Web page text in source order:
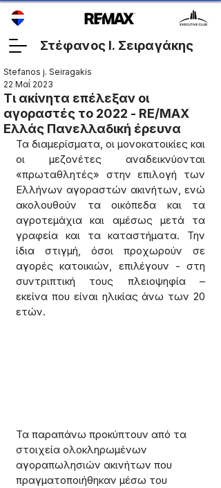
Στέφανος Ι. Σειραγάκης
Τι ακίνητα επέλεξαν οι
αγοραστές το 2022 - RE/MAX
Ελλάς Πανελλαδική έρευνα
Stefanos j. Seiragakis
22 Μαΐ 2023
Τα διαμερίσματα, οι μονοκατοικίες και
οι μεζονέτες αναδεικνύονται
«πρωταθλητές» στην επιλογή των
Ελλήνων αγοραστών ακινήτων, ενώ
ακολουθούν τα οικόπεδα και τα
αγροτεμάχια και αμέσως μετά τα
γραφεία και τα καταστήματα. Την
ίδια στιγμή, όσοι προχωρούν σε
αγορές κατοικιών, επιλέγουν - στη
συντριπτική τους πλειοψηφία –
εκείνα που είναι ηλικίας άνω των 20
ετών.
Τα παραπάνω προκύπτουν από τα
στοιχεία ολοκληρωμένων
αγοραπωλησιών ακινήτων που
πραγματοποιήθηκαν μέσω του